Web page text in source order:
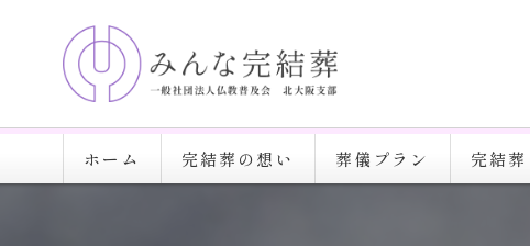
ホーム 完結葬の想い 葬儀プラン 完結葬